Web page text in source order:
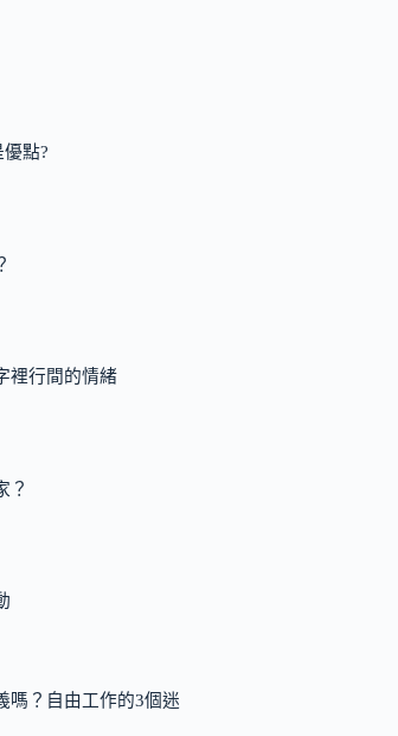
優點?
裡行間的情緒
？
嗎？自由工作的3個迷